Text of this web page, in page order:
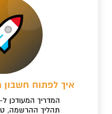
איך לפתוח חשבון
תהליך ההרשמה,